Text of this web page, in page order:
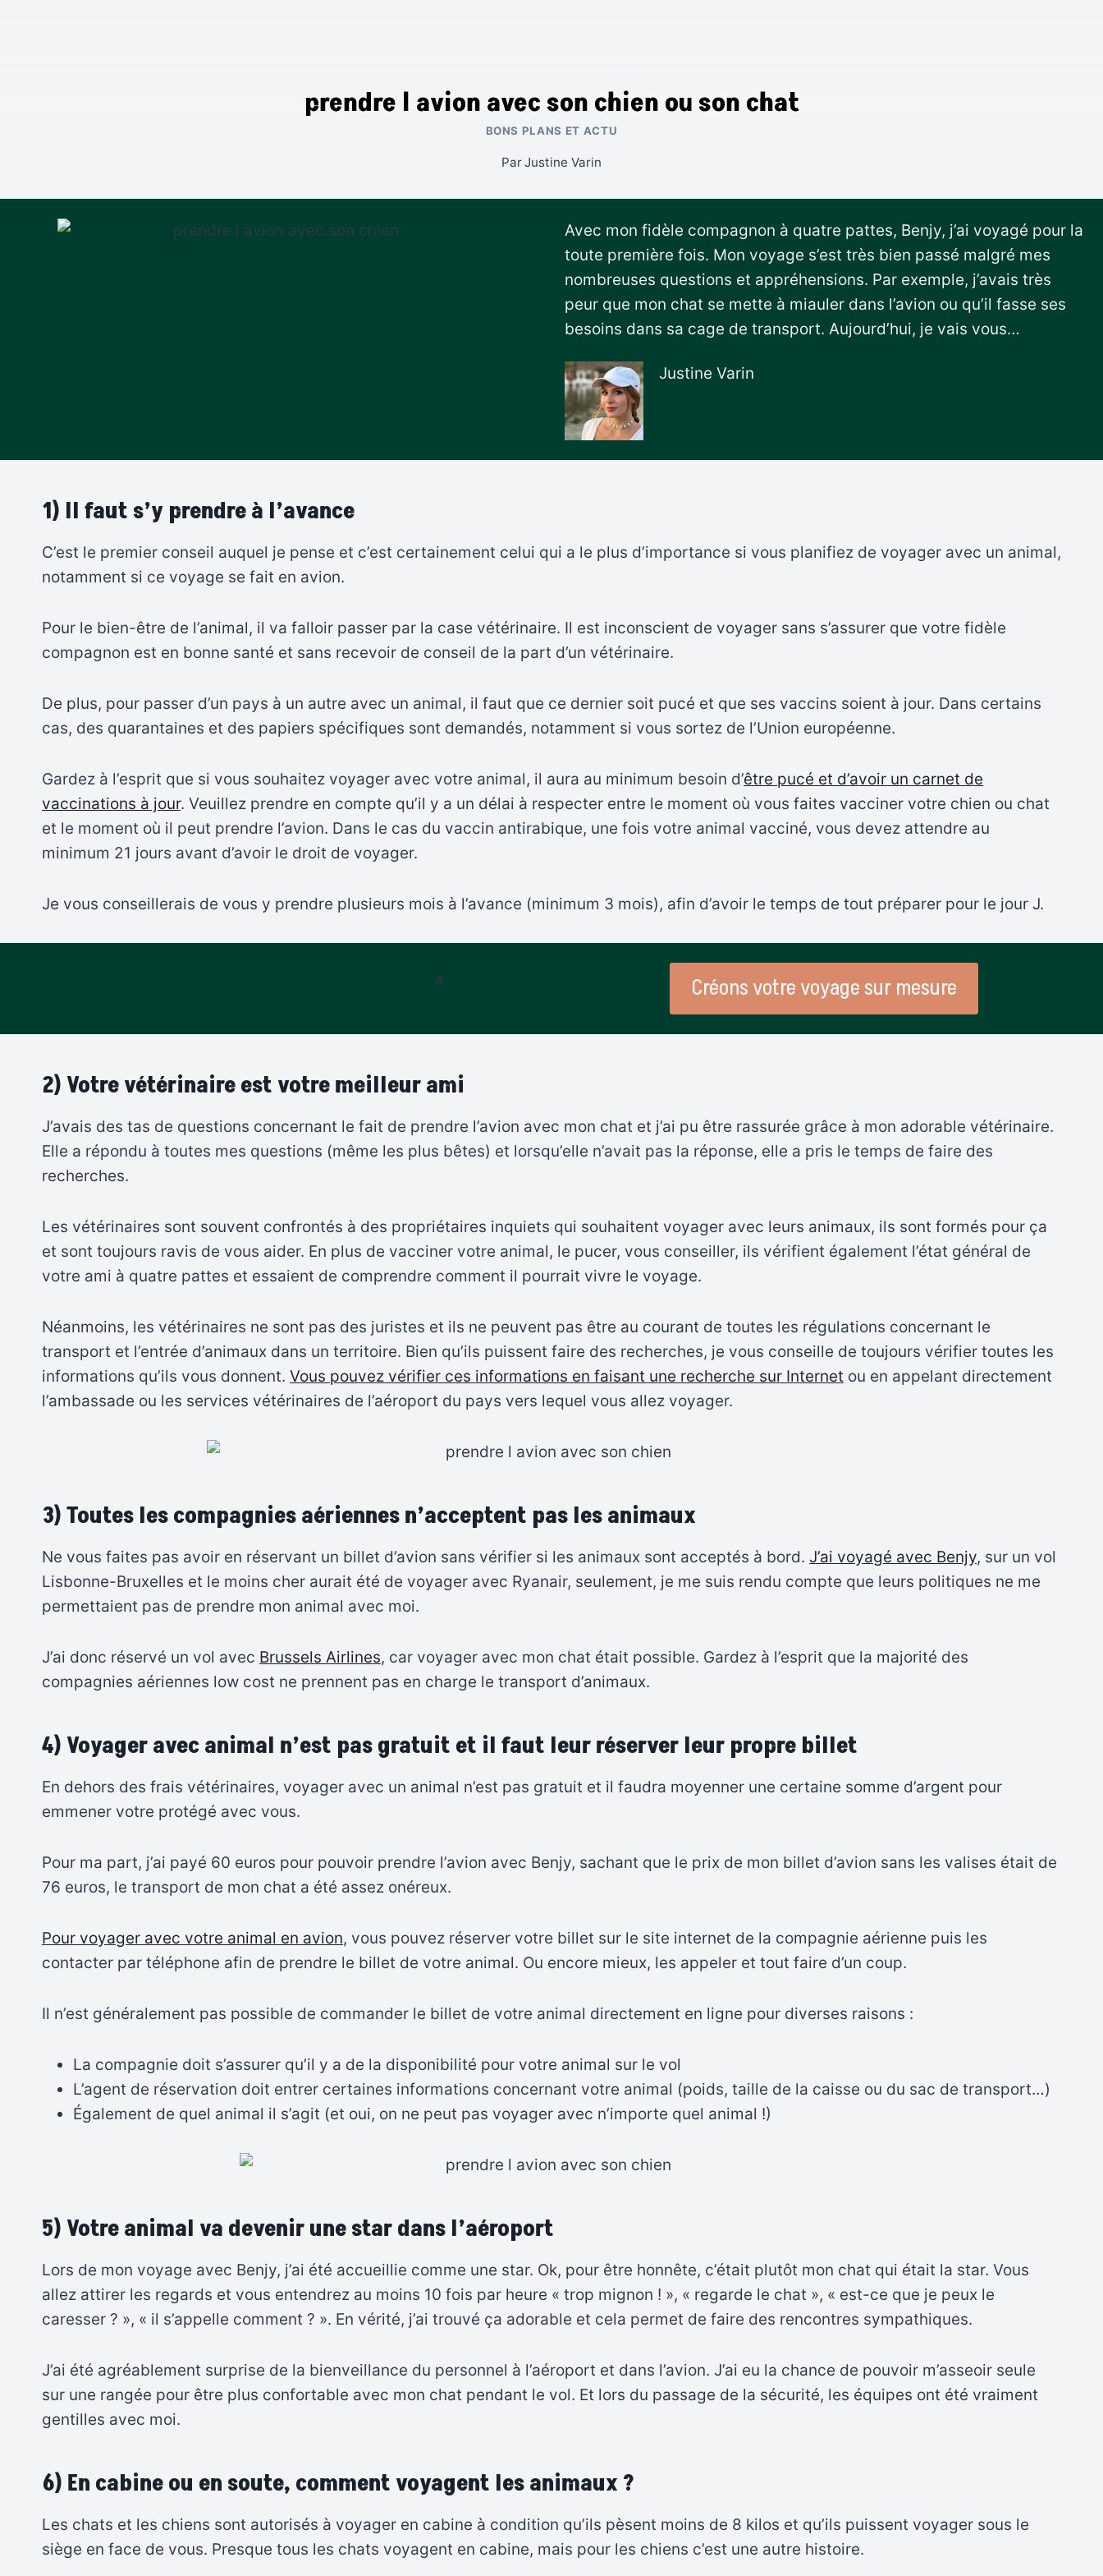
prendre l avion avec son chien ou son chat
BONS PLANS ET ACTU
ParJustine Varin
Avec mon fidèle compagnon à quatre pattes, Benjy, j’ai voyagé pour la
toute première fois. Mon voyage s’est très bien passé malgré mes
nombreuses questions et appréhensions. Par exemple, j’avais très
peur que mon chat se mette à miauler dans l’avion ou qu’il fasse ses
besoins dans sa cage de transport. Aujourd’hui, je vais vous…
Justine Varin
1) Il faut s’y prendre à l’avance
C’est le premier conseil auquel je pense et c’est certainement celui qui a le plus d’importance si vous planifiez de voyager avec un animal,
notamment si ce voyage se fait en avion.
Pour le bien-être de l’animal, il va falloir passer par la case vétérinaire. Il est inconscient de voyager sans s’assurer que votre fidèle
compagnon est en bonne santé et sans recevoir de conseil de la part d’un vétérinaire.
De plus, pour passer d’un pays à un autre avec un animal, il faut que ce dernier soit pucé et que ses vaccins soient à jour. Dans certains
cas, des quarantaines et des papiers spécifiques sont demandés, notamment si vous sortez de l’Union européenne.
Gardez à l’esprit que si vous souhaitez voyager avec votre animal, il aura au minimum besoin d’être pucé et d’avoir un carnet de
vaccinations à jour. Veuillez prendre en compte qu’il y a un délai à respecter entre le moment où vous faites vacciner votre chien ou chat
et le moment où il peut prendre l’avion. Dans le cas du vaccin antirabique, une fois votre animal vacciné, vous devez attendre au
minimum 21 jours avant d’avoir le droit de voyager.
Je vous conseillerais de vous y prendre plusieurs mois à l’avance (minimum 3 mois), afin d’avoir le temps de tout préparer pour le jour J.
A Créons votre voyage sur mesure
2) Votre vétérinaire est votre meilleur ami
J’avais des tas de questions concernant le fait de prendre l’avion avec mon chat et j’ai pu être rassurée grâce à mon adorable vétérinaire.
Elle a répondu à toutes mes questions (même les plus bêtes) et lorsqu’elle n’avait pas la réponse, elle a pris le temps de faire des
recherches.
Les vétérinaires sont souvent confrontés à des propriétaires inquiets qui souhaitent voyager avec leurs animaux, ils sont formés pour ça
et sont toujours ravis de vous aider. En plus de vacciner votre animal, le pucer, vous conseiller, ils vérifient également l’état général de
votre ami à quatre pattes et essaient de comprendre comment il pourrait vivre le voyage.
Néanmoins, les vétérinaires ne sont pas des juristes et ils ne peuvent pas être au courant de toutes les régulations concernant le
transport et l’entrée d’animaux dans un territoire. Bien qu’ils puissent faire des recherches, je vous conseille de toujours vérifier toutes les
informations qu’ils vous donnent. Vous pouvez vérifier ces informations en faisant une recherche sur Internet ou en appelant directement
l’ambassade ou les services vétérinaires de l’aéroport du pays vers lequel vous allez voyager.
3) Toutes les compagnies aériennes n’acceptent pas les animaux
Ne vous faites pas avoir en réservant un billet d’avion sans vérifier si les animaux sont acceptés à bord. J’ai voyagé avec Benjy, sur un vol
Lisbonne-Bruxelles et le moins cher aurait été de voyager avec Ryanair, seulement, je me suis rendu compte que leurs politiques ne me
permettaient pas de prendre mon animal avec moi.
J’ai donc réservé un vol avec Brussels Airlines, car voyager avec mon chat était possible. Gardez à l’esprit que la majorité des
compagnies aériennes low cost ne prennent pas en charge le transport d’animaux.
4) Voyager avec animal n’est pas gratuit et il faut leur réserver leur propre billet
En dehors des frais vétérinaires, voyager avec un animal n’est pas gratuit et il faudra moyenner une certaine somme d’argent pour
emmener votre protégé avec vous.
Pour ma part, j’ai payé 60 euros pour pouvoir prendre l’avion avec Benjy, sachant que le prix de mon billet d’avion sans les valises était de
76 euros, le transport de mon chat a été assez onéreux.
Pour voyager avec votre animal en avion, vous pouvez réserver votre billet sur le site internet de la compagnie aérienne puis les
contacter par téléphone afin de prendre le billet de votre animal. Ou encore mieux, les appeler et tout faire d’un coup.
Il n’est généralement pas possible de commander le billet de votre animal directement en ligne pour diverses raisons :
La compagnie doit s’assurer qu’il y a de la disponibilité pour votre animal sur le vol
L’agent de réservation doit entrer certaines informations concernant votre animal (poids, taille de la caisse ou du sac de transport…)
Également de quel animal il s’agit (et oui, on ne peut pas voyager avec n’importe quel animal !)
5) Votre animal va devenir une star dans l’aéroport
Lors de mon voyage avec Benjy, j’ai été accueillie comme une star. Ok, pour être honnête, c’était plutôt mon chat qui était la star. Vous
allez attirer les regards et vous entendrez au moins 10 fois par heure « trop mignon ! », « regarde le chat », « est-ce que je peux le
caresser ? », « il s’appelle comment ? ». En vérité, j’ai trouvé ça adorable et cela permet de faire des rencontres sympathiques.
J’ai été agréablement surprise de la bienveillance du personnel à l’aéroport et dans l’avion. J’ai eu la chance de pouvoir m’asseoir seule
sur une rangée pour être plus confortable avec mon chat pendant le vol. Et lors du passage de la sécurité, les équipes ont été vraiment
gentilles avec moi.
6) En cabine ou en soute, comment voyagent les animaux ?
Les chats et les chiens sont autorisés à voyager en cabine à condition qu’ils pèsent moins de 8 kilos et qu’ils puissent voyager sous le
siège en face de vous. Presque tous les chats voyagent en cabine, mais pour les chiens c’est une autre histoire.